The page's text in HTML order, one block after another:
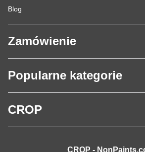
Blog
Zamówienie
Popularne kategorie
CROP
CROP -